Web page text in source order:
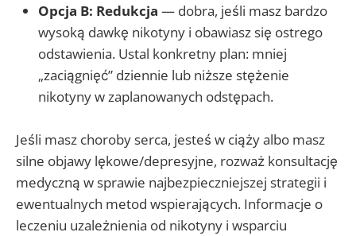
Opcja B: Redukcja — dobra, jeśli masz bardzo
wysoką dawkę nikotyny i obawiasz się ostrego
odstawienia. Ustal konkretny plan: mniej
„zaciągnięć” dziennie lub niższe stężenie
nikotyny w zaplanowanych odstępach.
Jeśli masz choroby serca, jesteś w ciąży albo masz
silne objawy lękowe/depresyjne, rozważ konsultację
medyczną w sprawie najbezpieczniejszej strategii i
ewentualnych metod wspierających. Informacje o
leczeniu uzależnienia od nikotyny i wsparciu